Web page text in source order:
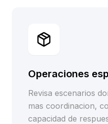
Operaciones
Revisa escenarios
mas coordinacion,
capacidad de